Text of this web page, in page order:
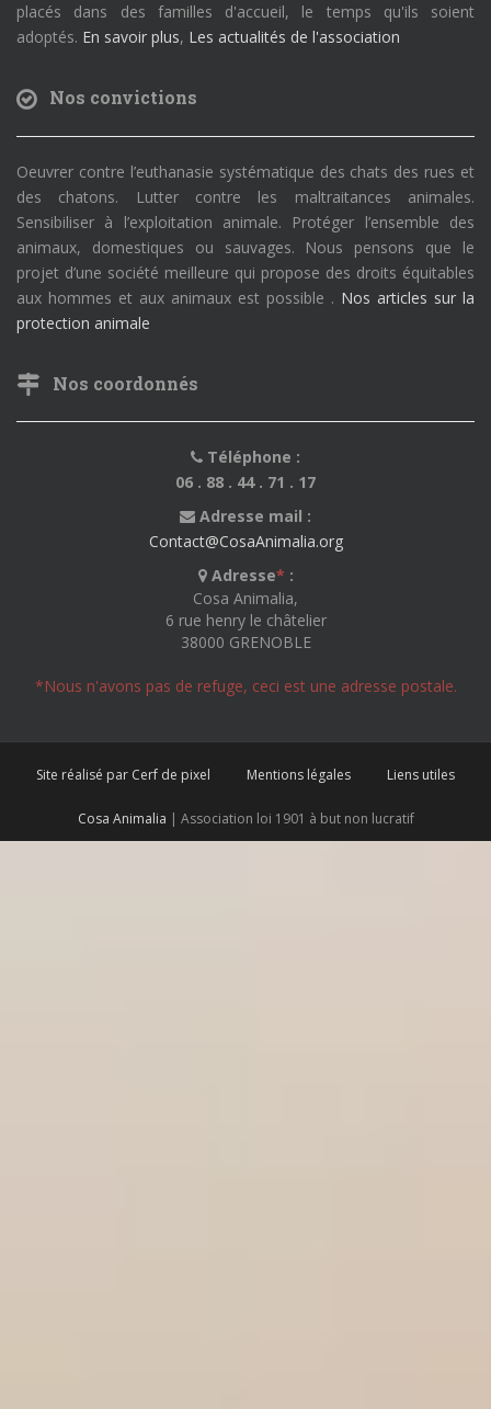
placés dans des familles d'accueil, le temps qu'ils soient
adoptés. En savoir plus, Les actualités de l'association
Nos convictions
Oeuvrer contre l’euthanasie systématique des chats des rues et
des chatons. Lutter contre les maltraitances animales.
Sensibiliser à l’exploitation animale. Protéger l’ensemble des
animaux, domestiques ou sauvages. Nous pensons que le
projet d’une société meilleure qui propose des droits équitables
aux hommes et aux animaux est possible . Nos articles sur la
protection animale
Nos coordonnés
Téléphone :
06 . 88 . 44 . 71 . 17
Adresse mail :
Contact@CosaAnimalia.org
Adresse* :
Cosa Animalia,
6 rue henry le châtelier
38000 GRENOBLE
*Nous n'avons pas de refuge, ceci est une adresse postale.
Site réalisé par Cerf de pixel Mentions légales Liens utiles
Cosa Animalia | Association loi 1901 à but non lucratif